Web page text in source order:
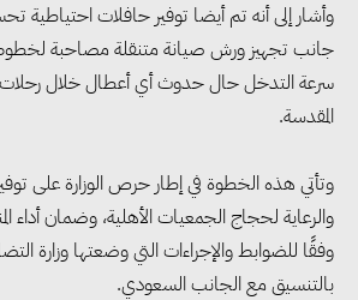
وأشار إلى أنه تم أيضا توفير حافلات احتياطية
جانب تجهيز ورش صيانة متنقلة مصاحبة
سرعة التدخل حال حدوث أي أعطال خلال رحلات
المقدسة.
وتأتي هذه الخطوة في إطار حرص الوزارة على
والرعاية لحجاج الجمعيات الأهلية، وضمان أداء
وفقًا للضوابط والإجراءات التي وضعتها وزارة
بالتنسيق مع الجانب السعودي.
مجلس الوزراء: تراجع
الربع الثاني من 2026